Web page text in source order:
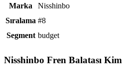
Teknik özellikler
Marka
Nisshinbo
Sıralama #8
Segment budget
Nisshinbo Fren Balatası